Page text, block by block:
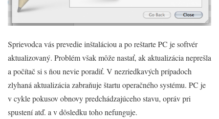
Sprievodca vás prevedie inštaláciou a po reštarte PC je softvér
aktualizovaný. Problém však môže nastať, ak aktualizácia neprešla
a počítač si s ňou nevie poradiť. V nezriedkavých prípadoch
zlyhaná aktualizácia zabraňuje štartu operačného systému. PC je
v cykle pokusov obnovy predchádzajúceho stavu, opráv pri
spustení atď. a v dôsledku toho nefunguje.